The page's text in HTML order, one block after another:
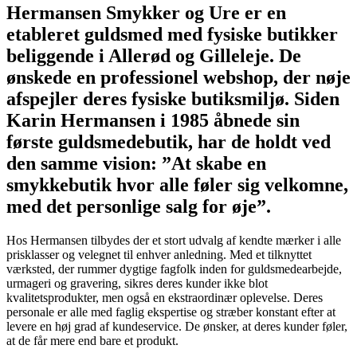
Hermansen Smykker og Ure er en
etableret guldsmed med fysiske butikker
beliggende i Allerød og Gilleleje. De
ønskede en professionel webshop, der nøje
afspejler deres fysiske butiksmiljø. Siden
Karin Hermansen i 1985 åbnede sin
første guldsmedebutik, har de holdt ved
den samme vision: ”At skabe en
smykkebutik hvor alle føler sig velkomne,
med det personlige salg for øje”.
Hos Hermansen tilbydes der et stort udvalg af kendte mærker i alle
prisklasser og velegnet til enhver anledning. Med et tilknyttet
værksted, der rummer dygtige fagfolk inden for guldsmedearbejde,
urmageri og gravering, sikres deres kunder ikke blot
kvalitetsprodukter, men også en ekstraordinær oplevelse. Deres
personale er alle med faglig ekspertise og stræber konstant efter at
levere en høj grad af kundeservice. De ønsker, at deres kunder føler,
at de får mere end bare et produkt.